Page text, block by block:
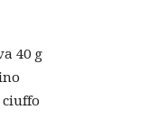
40 g
ciuffo